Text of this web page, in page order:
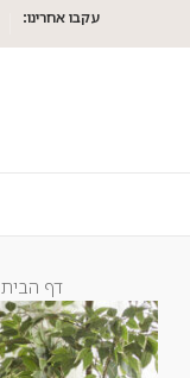
עקבו אחרינו:
דף הבית